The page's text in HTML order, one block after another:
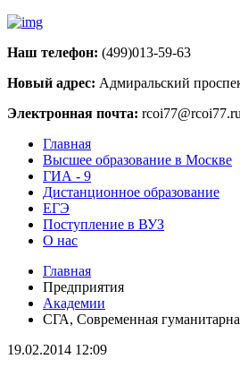
Наш телефон: (499)013-59-63
Новый адрес: Адмиральский
Электронная почта: rcoi77@rcoi77.ru
Главная
Высшее образование в Москве
ГИА - 9
Дистанционное образование
ЕГЭ
Поступление в ВУЗ
О нас
Главная
Предприятия
Академии
СГА, Современная
19.02.2014 12:09